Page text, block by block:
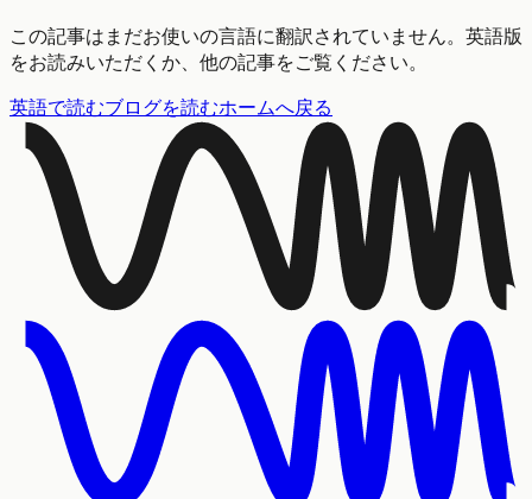
この記事はまだお使いの言語に翻訳されていません。英語版
をお読みいただくか、他の記事をご覧ください。
英語で読むブログを読むホームへ戻る